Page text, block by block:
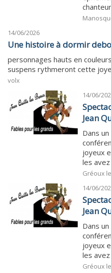
14/06/2026
Une histoire à dormir
personnages hauts en
suspens rythmeront cette
volx
14/06/
Jean
Dans
joyeux
les avez
Gréoux
14/06/
Jean
Dans
joyeux
les avez
Gréoux